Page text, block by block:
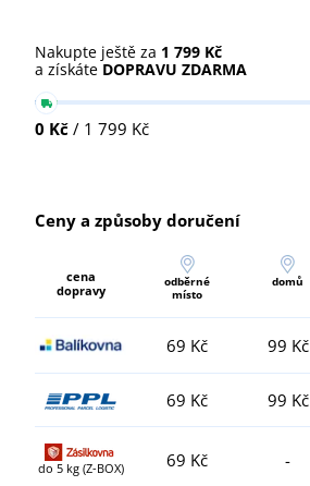
Nakupte ještě za 1 799 Kč
a získáte DOPRAVU ZDARMA
0 Kč / 1 799 Kč
Ceny a způsoby doručení
cena
dopravy
odběrné
místo
domů
69 Kč 99 Kč
69 Kč 99 Kč
do 5 kg (Z-BOX) 69 Kč -